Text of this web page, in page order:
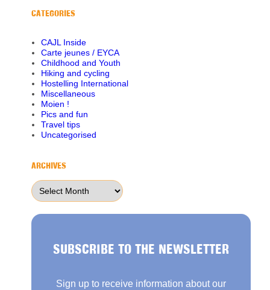
CATEGORIES
CAJL Inside
Carte jeunes / EYCA
Childhood and Youth
Hiking and cycling
Hostelling International
Miscellaneous
Moien !
Pics and fun
Travel tips
Uncategorised
ARCHIVES
Archives
SUBSCRIBE TO THE NEWSLETTER
Sign up to receive information about our